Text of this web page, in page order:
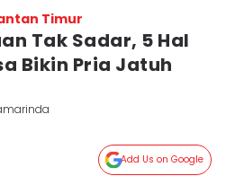
Timur
Tak Sadar, 5 Hal
Bikin Pria Jatuh
Add Us on Google